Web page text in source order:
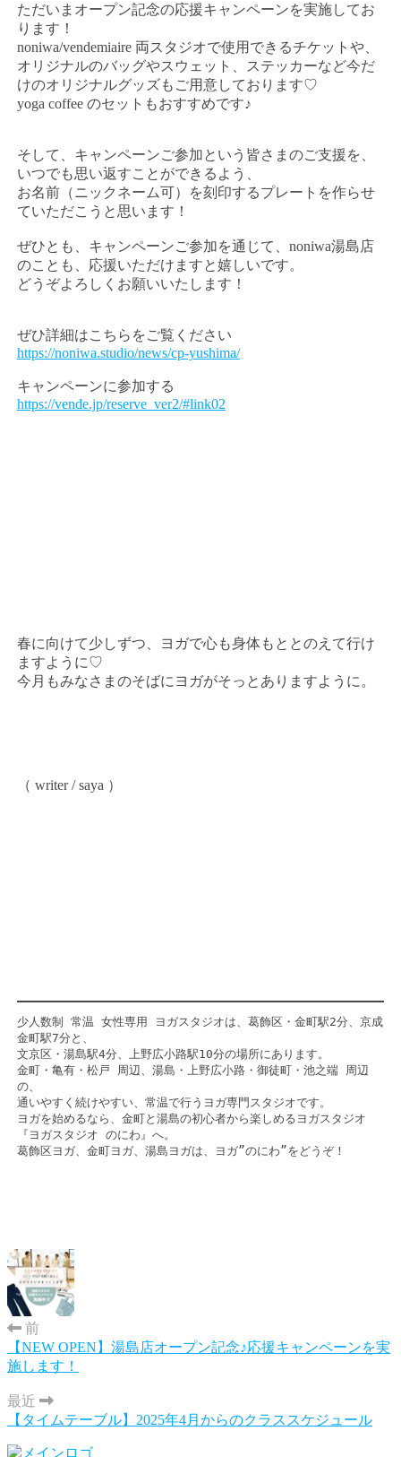
ただいまオープン記念の応援キャンペーンを実施してお
ります！
noniwa/vendemiaire 両スタジオで使用できるチケットや、
オリジナルのバッグやスウェット、ステッカーなど今だ
けのオリジナルグッズもご用意しております♡
yoga coffee のセットもおすすめです♪
そして、キャンペーンご参加という皆さまのご支援を、
いつでも思い返すことができるよう、
お名前（ニックネーム可）を刻印するプレートを作らせ
ていただこうと思います！
ぜひとも、キャンペーンご参加を通じて、noniwa湯島店
のことも、応援いただけますと嬉しいです。
どうぞよろしくお願いいたします！
ぜひ詳細はこちらをご覧ください
https://noniwa.studio/news/cp-yushima/
キャンペーンに参加する
https://vende.jp/reserve_ver2/#link02
春に向けて少しずつ、ヨガで心も身体もととのえて行け
ますように♡
今月もみなさまのそばにヨガがそっとありますように。
（ writer / saya ）
少人数制 常温 女性専用 ヨガスタジオは、葛飾区・金町駅2分、京成
金町駅7分と、
文京区・湯島駅4分、上野広小路駅10分の場所にあります。
金町・亀有・松戸 周辺、湯島・上野広小路・御徒町・池之端 周辺
の、
通いやすく続けやすい、常温で行うヨガ専門スタジオです。
ヨガを始めるなら、金町と湯島の初心者から楽しめるヨガスタジオ
『ヨガスタジオ のにわ』へ。
葛飾区ヨガ、金町ヨガ、湯島ヨガは、ヨガ”のにわ”をどうぞ！
前
【NEW OPEN】湯島店オープン記念♪応援キャンペーンを実
施します！
最近
【タイムテーブル】2025年4月からのクラススケジュール